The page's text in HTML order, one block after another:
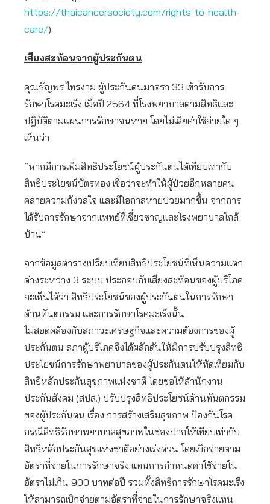
https://thaicancersociety.com/rights-to-health-
care/)
เสียงสะท้อนจากผู้ประกันตน
คุณธัญพร ไทรงาม ผู้ประกันตนมาตรา 33 เข้ารับการ
รักษาโรคมะเร็ง เมื่อปี 2564 ที่โรงพยาบาลตามสิทธิและ
ปฏิบัติตามแผนการรักษาจนหาย โดยไม่เสียค่าใช้จ่ายใด ๆ
เห็นว่า
“หากมีการเพิ่มสิทธิประโยชน์ผู้ประกันตนได้เทียบเท่ากับ
สิทธิประโยชน์บัตรทอง เชื่อว่าจะทำให้ผู้ป่วยอีกหลายคน
คลายความกังวลใจ และมีโอกาสหายป่วยมากขึ้น จากการ
ได้รับการรักษาจากแพทย์ที่เชี่ยวชาญและโรงพยาบาลใกล้
บ้าน”
จากข้อมูลตารางเปรียบเทียบสิทธิประโยชน์ที่เห็นความแตก
ต่างระหว่าง 3 ระบบ ประกอบกับเสียงสะท้อนของผู้บริโภค
จะเห็นได้ว่า สิทธิประโยชน์ของผู้ประกันตนในการรักษา
ด้านทันตกรรม และการรักษาโรคมะเร็งนั้น
ไม่สอดคล้องกับสภาวะเศรษฐกิจและความต้องการของผู้
ประกันตน สภาผู้บริโภคจึงได้ผลักดันให้มีการปรับปรุงสิทธิ
ประโยชน์การรักษาพยาบาลของผู้ประกันตนให้ทัดเทียมกับ
สิทธิหลักประกันสุขภาพแห่งชาติ โดยขอให้สำนักงาน
ประกันสังคม (สปส.) ปรับปรุงสิทธิประโยชน์ด้านทันตกรรม
ของผู้ประกันตน เรื่อง การสร้างเสริมสุขภาพ ป้องกันโรค
กรณีสิทธิรักษาพยาบาลสุขภาพในช่องปากให้เทียบเท่ากับ
สิทธิหลักประกันสุขแห่งชาติอย่างเร่งด่วน โดยเบิกจ่ายตาม
อัตราที่จ่ายในการรักษาจริง แทนการกำหนดค่าใช้จ่ายใน
อัตราไม่เกิน 900 บาทต่อปี รวมทั้งสิทธิการรักษาโรคมะเร็ง
ให้สามารถเบิกจ่ายตามอัตราที่จ่ายในการรักษาจริงแทน